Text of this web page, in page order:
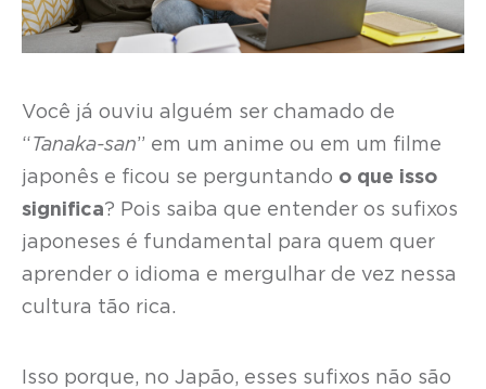
Você já ouviu alguém ser chamado de
“ Tanaka-san” em um anime ou em um filme
japonês e ficou se perguntando o que isso
significa? Pois saiba que entender os sufixos
japoneses é fundamental para quem quer
aprender o idioma e mergulhar de vez nessa
cultura tão rica.
Isso porque, no Japão, esses sufixos não são